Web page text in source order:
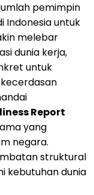
pemimpin
Indonesia untuk
melebar
dunia kerja,
untuk
Report
yang
negara.
struktural
kebutuhan dunia